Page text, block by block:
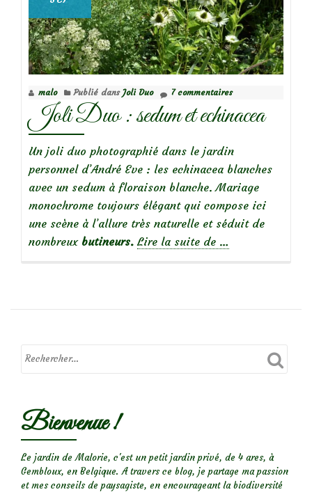
malo Publié dans Joli Duo 7 commentaires
Joli Duo : sedum et echinacea
Un joli duo photographié dans le jardin
personnel d’André Eve : les echinacea blanches
avec un sedum à floraison blanche. Mariage
monochrome toujours élégant qui compose ici
une scène à l’allure très naturelle et séduit de
nombreux butineurs. Lire la suite de
:
et
echinacea
…
Bienvenue !
Le jardin de Malorie, c'est un petit jardin privé, de 4 ares, à
Gembloux, en Belgique. A travers ce blog, je partage ma passion
et mes conseils de paysagiste, en encourageant la biodiversité